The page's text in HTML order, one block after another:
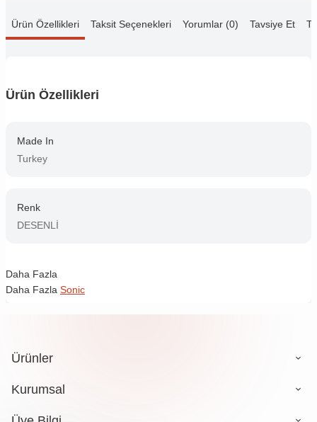
Ürün Özellikleri Taksit Seçenekleri Yorumlar (0) Tavsiye Et
Ürün Özellikleri
Made In
Turkey
Renk
DESENLİ
Daha Fazla
Daha Fazla Sonic
Ürünler
Kurumsal